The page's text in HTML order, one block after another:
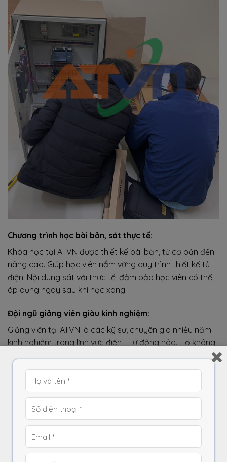
Chương trình học bài bản, sát thực tế:
Khóa học tại ATVN được thiết kế bài bản, từ cơ bản đến
nâng cao. Giúp học viên nắm vững quy trình thiết kế tủ
điện. Nội dung sát với thực tế, đảm bảo học viên có thể
áp dụng ngay sau khi học xong.
Đội ngũ giảng viên giàu kinh nghiệm:
Giảng viên tại ATVN là các kỹ sư, chuyên gia nhiều năm
kinh nghiệm trong lĩnh vực điện – tự động hóa. Họ không
Giúp học viên dễ dàng tiếp thu kiến thức.
Cung cấp kiến thức từ cơ bản đến nâng cao:
Khóa học tại ATVN phù hợp với cả người mới bắt đầu. Và
những người đã có kinh nghiệm muốn nâng cao tay
nghề. Chương trình giảng dạy bao gồm nguyên lý hoạt
động, thiết kế sơ đồ mạch, lựa chọn thiết bị, lập trình PLC,